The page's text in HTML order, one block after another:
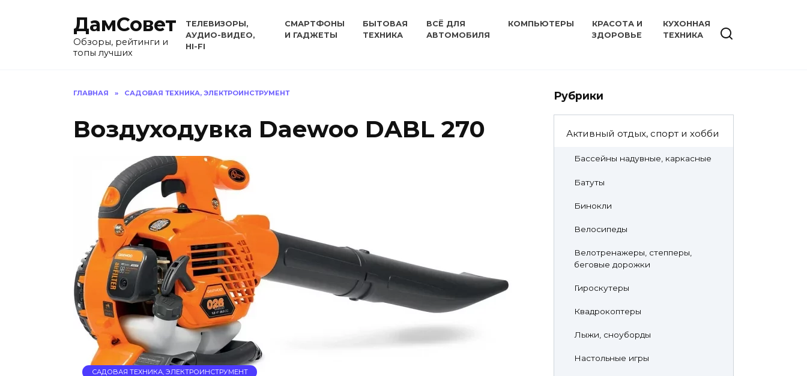
ДамСовет
Обзоры, рейтинги и
топы лучших
ТЕЛЕВИЗОРЫ,
АУДИО-ВИДЕО,
HI-FI
СМАРТФОНЫ
И ГАДЖЕТЫ
БЫТОВАЯ
ТЕХНИКА
ВСЁ ДЛЯ
АВТОМОБИЛЯ
КОМПЬЮТЕРЫ
КРАСОТА И
ЗДОРОВЬЕ
КУХОННАЯ
ТЕХНИКА
ГЛАВНАЯ » САДОВАЯ ТЕХНИКА, ЭЛЕКТРОИНСТРУМЕНТ
Воздуходувка Daewoo DABL 270
САДОВАЯ ТЕХНИКА, ЭЛЕКТРОИНСТРУМЕНТ
Рубрики
Активный отдых, спорт и хобби
Бассейны надувные, каркасные
Батуты
Бинокли
Велосипеды
Велотренажеры, степперы,
беговые дорожки
Гироскутеры
Квадрокоптеры
Лыжи, сноуборды
Настольные игры